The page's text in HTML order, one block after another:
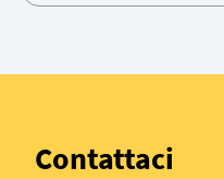
Contattaci